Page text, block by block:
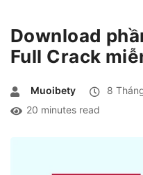
Download
Full Crack
Muoibety 8
20 minutes read